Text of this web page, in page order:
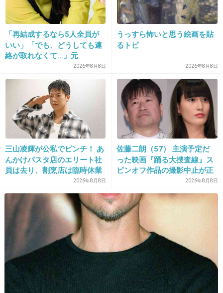
なんだろ…21～25が気になる…?( ・◇・)？
+54 -1
管理人さん仕事早いｗもう削除されてるｗ
サニタリーはデザインやメーカーより履き心地重視なの
で、
やわらかい生地でゴムがきつくない物を選んでます。
デパートやしまむらで安くなってる物が多いかも。
-1
2013/02/20(水) 00:15:52
>31さん。21から25は意味のわからない英語の
ような長文でした^^;
+23 -2
「再結成するなら5人全員が
いい」「でも、どうしても連
絡が取れなくて…」元
ZONE・MIZUHO（38）が明
かす「19年ぶりに芸能界復
帰」した本当の理由
2026年8月8日
うっすら怖いと思う絵画を貼
るトピ
2026年8月8日
三山凌輝が公私でピンチ！ あ
んかけパスタ店のエリート社
員は去り、割烹店は臨時休業
2026年8月8日
佐藤二朗（57） 主演予定だ
った映画『踊る大捜査線』ス
ピンオフ作品の撮影中止が正
2026年8月8日